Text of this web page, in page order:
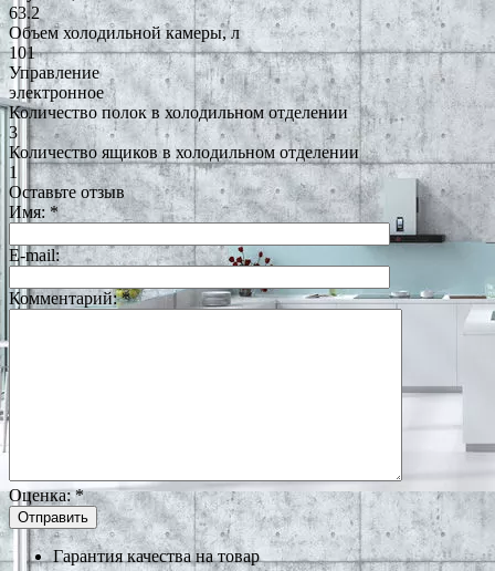
63.2
Объем холодильной камеры, л
101
Управление
электронное
Количество полок в холодильном отделении
3
Количество ящиков в холодильном отделении
1
Оставьте отзыв
Имя: *
E-mail:
Комментарий:*
Оценка:*
Гарантия качества на товар